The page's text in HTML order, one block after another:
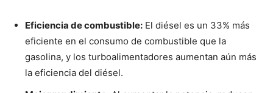
Eficiencia de combustible: El diésel es un 33% más
eficiente en el consumo de combustible que la
gasolina, y los turboalimentadores aumentan aún más
la eficiencia del diésel.